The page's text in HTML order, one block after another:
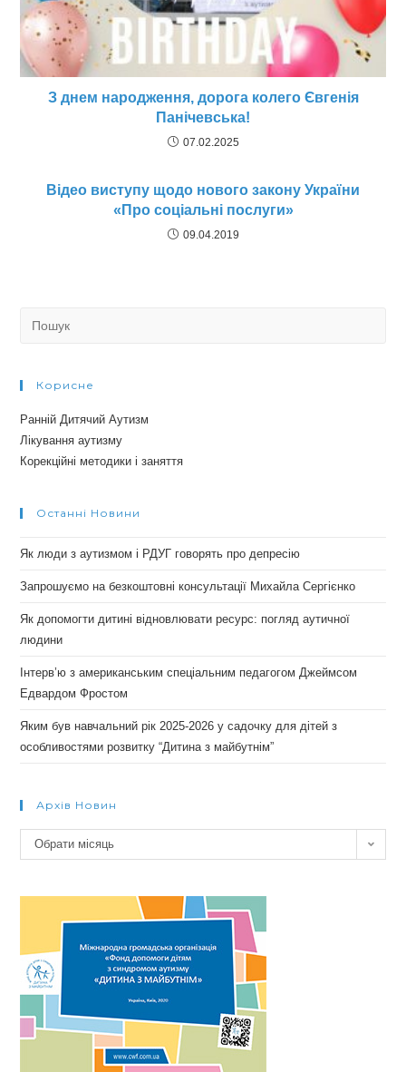
З днем народження, дорога колего Євгенія
Панічевська!
07.02.2025
Відео виступу щодо нового закону України
«Про соціальні послуги»
09.04.2019
Корисне
Ранній Дитячий Аутизм
Лікування аутизму
Корекційні методики і заняття
Останні Новини
Як люди з аутизмом і РДУГ говорять про депресію
Запрошуємо на безкоштовні консультації Михайла Сергієнко
Як допомогти дитині відновлювати ресурс: погляд аутичної
людини
Інтерв’ю з американським спеціальним педагогом Джеймсом
Едвардом Фростом
Яким був навчальний рік 2025-2026 у садочку для дітей з
особливостями розвитку “Дитина з майбутнім”
Архів Новин
Архів
новин
Обрати місяць